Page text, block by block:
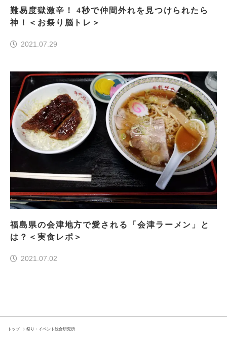
難易度獄激辛！ 4秒で仲間外れを見つけられたら
神！＜お祭り脳トレ＞
2021.07.29
福島県の会津地方で愛される「会津ラーメン」と
は？＜実食レポ＞
2021.07.02
トップ 祭り・イベント総合研究所